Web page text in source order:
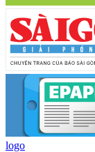
logo